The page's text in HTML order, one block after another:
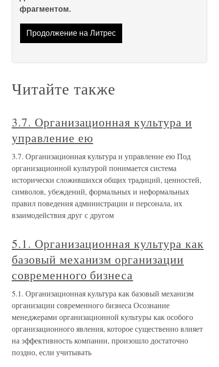
фрагментом.
Продолжение на Литрес
Читайте также
3.7. Организационная культура и
управление ею
3.7. Организационная культура и управление ею Под
организационной культурой понимается система
исторически сложившихся общих традиций, ценностей,
символов, убеждений, формальных и неформальных
правил поведения администрации и персонала, их
взаимодействия друг с другом
5.1. Организационная культура как
базовый механизм организации
современного бизнеса
5.1. Организационная культура как базовый механизм
организации современного бизнеса Осознание
менеджерами организационной культуры как особого
организационного явления, которое существенно влияет
на эффективность компании, произошло достаточно
поздно, если учитывать